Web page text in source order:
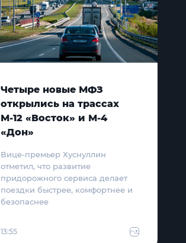
Четыре новые МФЗ
открылись на трассах
М-12 «Восток» и М-4
«Дон»
Вице-премьер Хуснуллин
отметил, что развитие
придорожного сервиса делает
поездки быстрее, комфортнее и
безопаснее
13:55